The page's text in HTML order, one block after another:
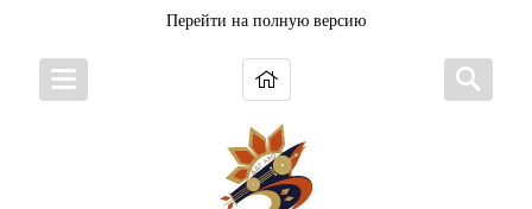
Перейти на полную версию